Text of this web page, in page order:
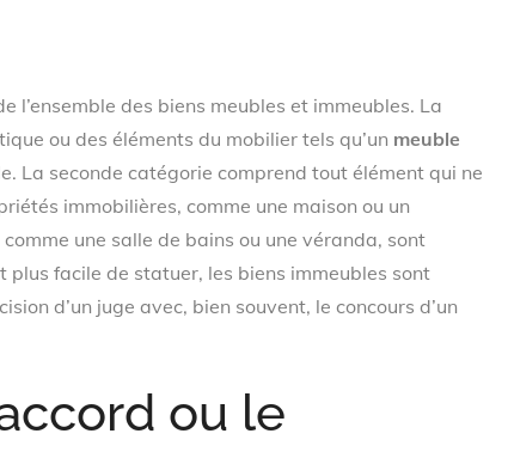
l’ensemble des biens meubles et immeubles. La
ou des éléments du mobilier tels qu’un meuble
La seconde catégorie comprend tout élément qui ne
immobilières, comme une maison ou un
une salle de bains ou une véranda, sont
plus facile de statuer, les biens immeubles sont
d’un juge avec, bien souvent, le concours d’un
ou le